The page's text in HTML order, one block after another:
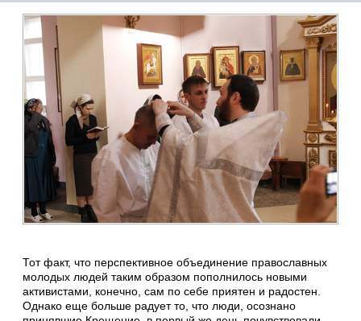
Тот факт, что перспективное объединение православных
молодых людей таким образом пополнилось новыми
активистами, конечно, сам по себе приятен и радостен.
Однако еще больше радует то, что люди, осознано